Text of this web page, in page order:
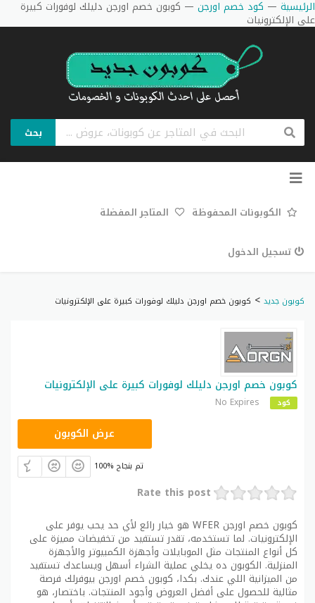
الرئيسية — كود خصم اورجن — كوبون خصم اورجن دليلك لوفورات كبيرة
على الإلكترونيات
بحث
تخطي
الكوبونات المحفوظة المتاجر المفضلة
تسجيل الدخول
كوبون جديد > كوبون خصم اورجن دليلك لوفورات كبيرة على الإلكترونيات
كوبون خصم اورجن دليلك لوفورات كبيرة على الإلكترونيات
كود No Expires
عرض الكوبون
100% تم بنجاح
Rate this post
كوبون خصم اورجن WFER هو خيار رائع لأي حد يحب يوفر على
الإلكترونيات. لما تستخدمه، تقدر تستفيد من تخفيضات مميزة على
كل أنواع المنتجات مثل الموبايلات وأجهزة الكمبيوتر والأجهزة
المنزلية. الكوبون ده يخلي عملية الشراء أسهل ويساعدك تستفيد
من الميزانية اللي عندك. بكدا، كوبون خصم اورجن بيوفرلك فرصة
مثالية للحصول على أفضل العروض وأجود المنتجات. باختصار، هو